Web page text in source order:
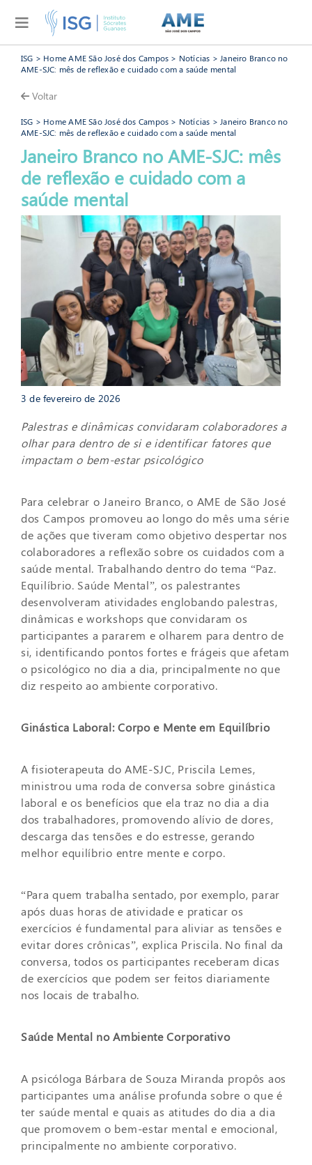
ISG > Home AME São José dos Campos > Notícias > Janeiro Branco no
AME-SJC: mês de reflexão e cuidado com a saúde mental
Voltar
ISG > Home AME São José dos Campos > Notícias > Janeiro Branco no
AME-SJC: mês de reflexão e cuidado com a saúde mental
Janeiro Branco no AME-SJC: mês
de reflexão e cuidado com a
saúde mentalAME São José dos
3 de fevereiro de 2026
Palestras e dinâmicas convidaram colaboradores a
olhar para dentro de si e identificar fatores que
impactam o bem-estar psicológico
Para celebrar o Janeiro Branco, o AME de São José
dos Campos promoveu ao longo do mês uma série
de ações que tiveram como objetivo despertar nos
colaboradores a reflexão sobre os cuidados com a
saúde mental. Trabalhando dentro do tema “Paz.
Equilíbrio. Saúde Mental”, os palestrantes
desenvolveram atividades englobando palestras,
dinâmicas e workshops que convidaram os
participantes a pararem e olharem para dentro de
si, identificando pontos fortes e frágeis que afetam
o psicológico no dia a dia, principalmente no que
diz respeito ao ambiente corporativo.
Ginástica Laboral: Corpo e Mente em Equilíbrio
A fisioterapeuta do AME-SJC, Priscila Lemes,
ministrou uma roda de conversa sobre ginástica
laboral e os benefícios que ela traz no dia a dia
dos trabalhadores, promovendo alívio de dores,
descarga das tensões e do estresse, gerando
melhor equilíbrio entre mente e corpo.
“Para quem trabalha sentado, por exemplo, parar
após duas horas de atividade e praticar os
exercícios é fundamental para aliviar as tensões e
evitar dores crônicas”, explica Priscila. No final da
conversa, todos os participantes receberam dicas
de exercícios que podem ser feitos diariamente
nos locais de trabalho.
Saúde Mental no Ambiente Corporativo
A psicóloga Bárbara de Souza Miranda propôs aos
participantes uma análise profunda sobre o que é
ter saúde mental e quais as atitudes do dia a dia
que promovem o bem-estar mental e emocional,
principalmente no ambiente corporativo.